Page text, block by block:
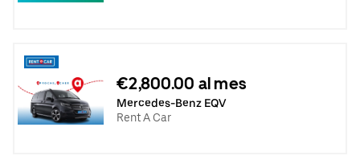
€2,800.00 al mes
Mercedes-Benz EQV
Rent A Car